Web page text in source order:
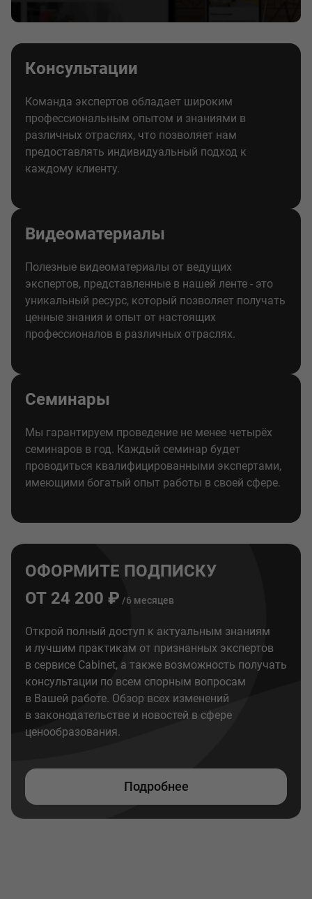
Консультации
Команда экспертов обладает широким
профессиональным опытом и знаниями в
различных отраслях, что позволяет нам
предоставлять индивидуальный подход к
каждому клиенту.
Видеоматериалы
Полезные видеоматериалы от ведущих
экспертов, представленные в нашей ленте - это
уникальный ресурс, который позволяет получать
ценные знания и опыт от настоящих
профессионалов в различных отраслях.
Семинары
Мы гарантируем проведение не менее четырёх
семинаров в год. Каждый семинар будет
проводиться квалифицированными экспертами,
имеющими богатый опыт работы в своей сфере.
ОФОРМИТЕ ПОДПИСКУ
ОТ 24 200 ₽ /6 месяцев
Открой полный доступ к актуальным знаниям
и лучшим практикам от признанных экспертов
в сервисе Cabinet, а также возможность получать
консультации по всем спорным вопросам
в Вашей работе. Обзор всех изменений
в законодательстве и новостей в сфере
ценообразования.
Подробнее